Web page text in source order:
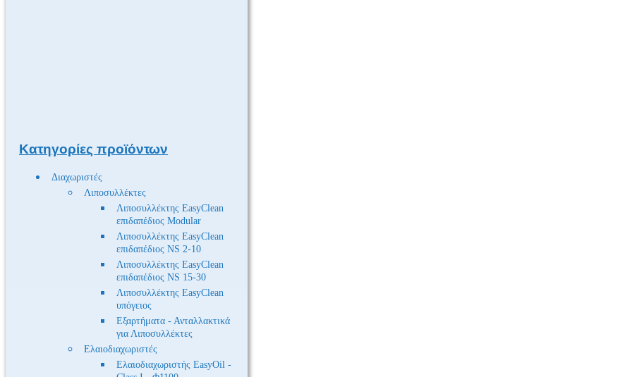
Κατηγορίες προϊόντων
Διαχωριστές
Λιποσυλλέκτες
Λιποσυλλέκτης EasyClean
επιδαπέδιος Modular
Λιποσυλλέκτης EasyClean
επιδαπέδιος NS 2-10
Λιποσυλλέκτης EasyClean
επιδαπέδιος NS 15-30
Λιποσυλλέκτης EasyClean
υπόγειος
Εξαρτήματα - Ανταλλακτικά
για Λιποσυλλέκτες
Ελαιοδιαχωριστές
Ελαιοδιαχωριστής EasyOil -